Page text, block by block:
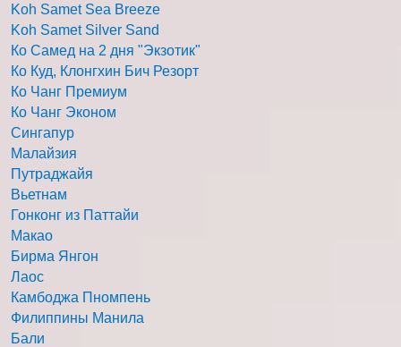
Koh Samet Sea Breeze
Koh Samet Silver Sand
Ко Самед на 2 дня "Экзотик"
Ко Куд, Клонгхин Бич Резорт
Ко Чанг Премиум
Ко Чанг Эконом
Сингапур
Малайзия
Путраджайя
Вьетнам
Гонконг из Паттайи
Макао
Бирма Янгон
Лаос
Камбоджа Пномпень
Филиппины Манила
Бали